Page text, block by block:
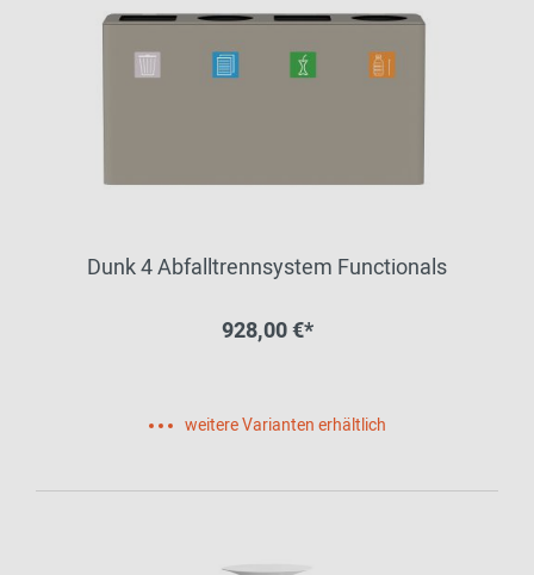
Dunk 4 Abfalltrennsystem Functionals
928,00 €*
weitere Varianten erhältlich